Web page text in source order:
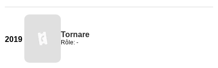
2019
Tornare
Rôle: -